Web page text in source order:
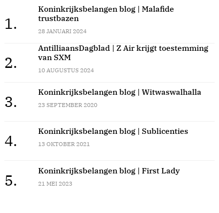
1.
Koninkrijksbelangen blog | Malafide
trustbazen
28 JANUARI 2024
2.
AntilliaansDagblad | Z Air krijgt toestemming
van SXM
10 AUGUSTUS 2024
3.
Koninkrijksbelangen blog | Witwaswalhalla
23 SEPTEMBER 2020
4.
Koninkrijksbelangen blog | Sublicenties
13 OKTOBER 2021
5.
Koninkrijksbelangen blog | First Lady
21 MEI 2023